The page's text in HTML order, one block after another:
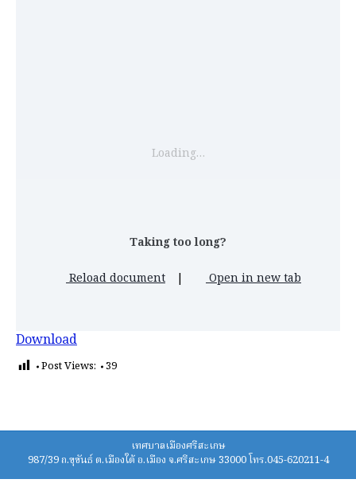
Loading…
Taking too long?
Reload document | Open in new tab
Download
Post Views: 39
เทศบาลเมืองศรีสะเกษ
987/39 ถ.ขุขันธ์ ต.เมืองใต้ อ.เมือง จ.ศรีสะเกษ 33000 โทร.045-620211-4